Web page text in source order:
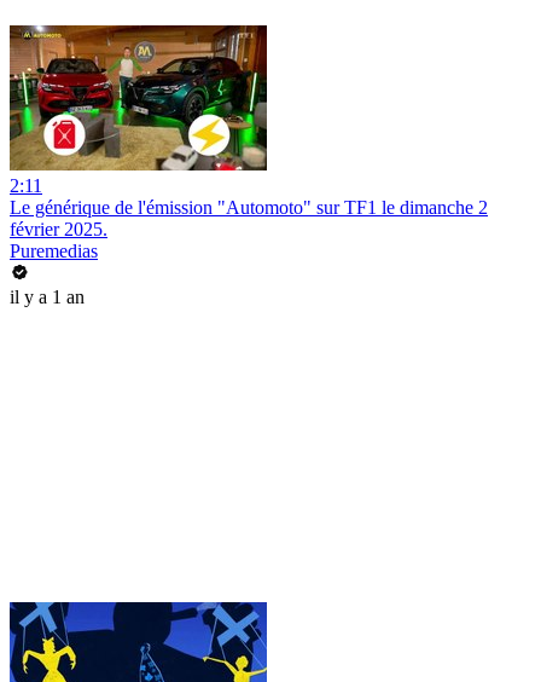
2:11
Le générique de l'émission "Automoto" sur TF1 le dimanche 2
février 2025.
Puremedias
il y a 1 an